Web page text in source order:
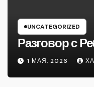
UNCATEGORIZED
Разговор с
1 МАЯ, 2026